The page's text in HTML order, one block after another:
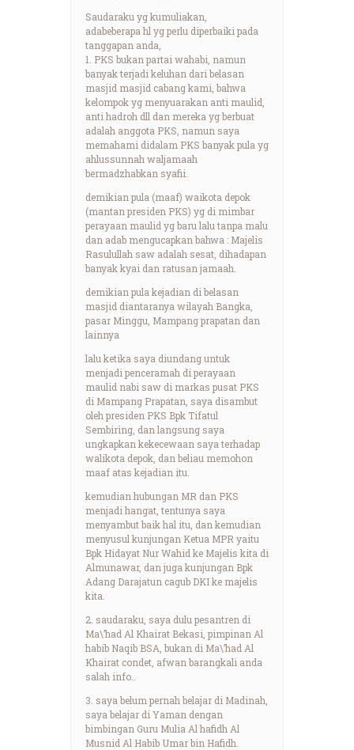
Saudaraku yg kumuliakan,
adabeberapa hl yg perlu diperbaiki pada
tanggapan anda,
1. PKS bukan partai wahabi, namun
banyak terjadi keluhan dari belasan
masjid masjid cabang kami, bahwa
kelompok yg menyuarakan anti maulid,
anti hadroh dll dan mereka yg berbuat
adalah anggota PKS, namun saya
memahami didalam PKS banyak pula yg
ahlussunnah waljamaah
bermadzhabkan syafii.
demikian pula (maaf) waikota depok
(mantan presiden PKS) yg di mimbar
perayaan maulid yg baru lalu tanpa malu
dan adab mengucapkan bahwa : Majelis
Rasulullah saw adalah sesat, dihadapan
banyak kyai dan ratusan jamaah.
demikian pula kejadian di belasan
masjid diantaranya wilayah Bangka,
pasar Minggu, Mampang prapatan dan
lainnya
lalu ketika saya diundang untuk
menjadi penceramah di perayaan
maulid nabi saw di markas pusat PKS
di Mampang Prapatan, saya disambut
oleh presiden PKS Bpk Tifatul
Sembiring, dan langsung saya
ungkapkan kekecewaan saya terhadap
walikota depok, dan beliau memohon
maaf atas kejadian itu.
kemudian hubungan MR dan PKS
menjadi hangat, tentunya saya
menyambut baik hal itu, dan kemudian
menyusul kunjungan Ketua MPR yaitu
Bpk Hidayat Nur Wahid ke Majelis kita di
Almunawar, dan juga kunjungan Bpk
Adang Darajatun cagub DKI ke majelis
kita.
2. saudaraku, saya dulu pesantren di
Ma\’had Al Khairat Bekasi, pimpinan Al
habib Naqib BSA, bukan di Ma\’had Al
Khairat condet, afwan barangkali anda
salah info..
3. saya belum pernah belajar di Madinah,
saya belajar di Yaman dengan
bimbingan Guru Mulia Al hafidh Al
Musnid Al Habib Umar bin Hafidh.